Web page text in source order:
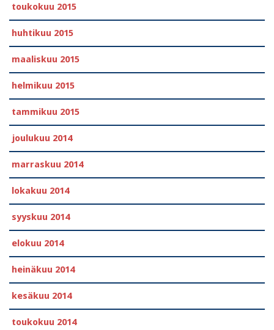
toukokuu 2015
huhtikuu 2015
maaliskuu 2015
helmikuu 2015
tammikuu 2015
joulukuu 2014
marraskuu 2014
lokakuu 2014
syyskuu 2014
elokuu 2014
heinäkuu 2014
kesäkuu 2014
toukokuu 2014